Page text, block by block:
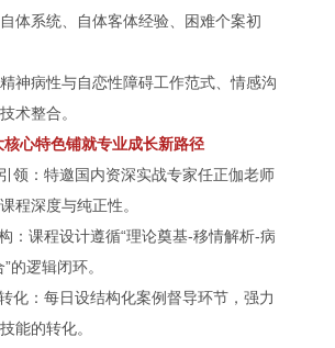
体系统、自体客体经验、困难个案初
神病性与自恋性障碍工作范式、情感沟
术整合。
核心特色铺就专业成长新路径
领：特邀国内资深实战专家任正伽老师
程深度与纯正性。
：课程设计遵循“理论奠基-移情解析-病
的逻辑闭环。
化：每日设结构化案例督导环节，强力
能的转化。